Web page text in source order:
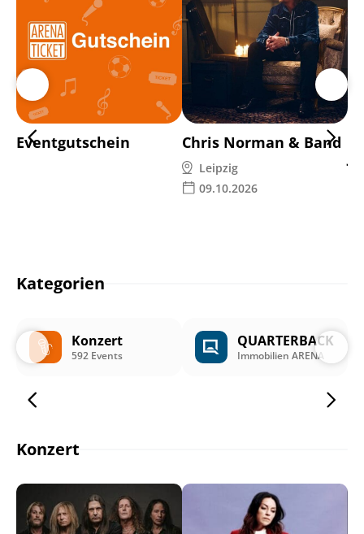
Eventgutschein Chris Norman & Band
Leipzig
09.10.2026
Kategorien
Konzert
592 Events
QUARTERBACK
Immobilien ARENA
Konzert